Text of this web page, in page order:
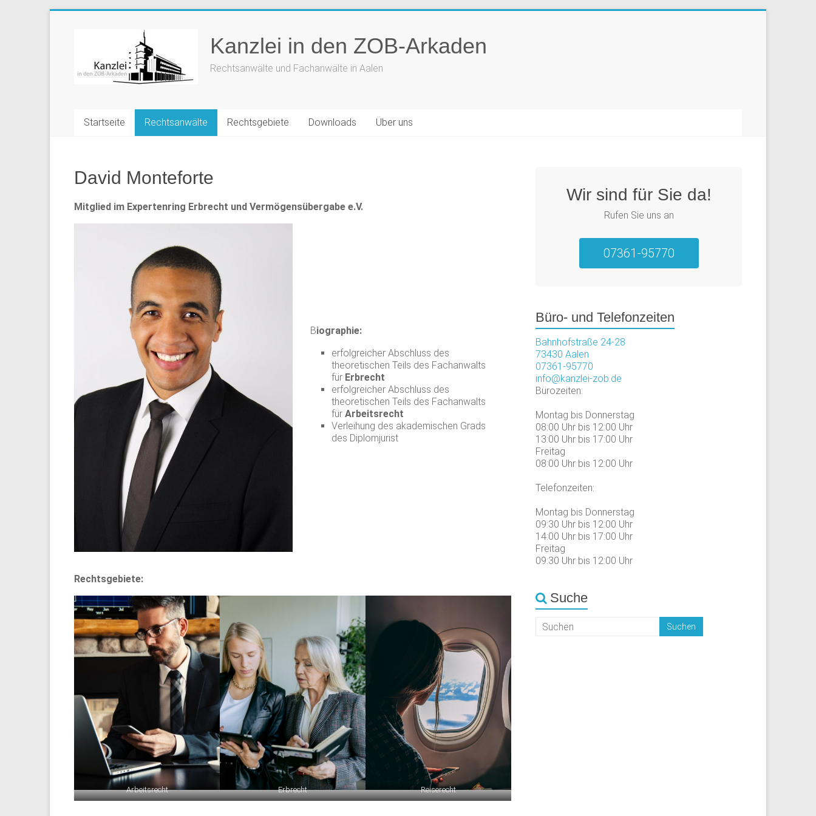
Kanzlei in den ZOB-Arkaden
Rechtsanwälte und Fachanwälte in Aalen
Startseite Rechtsanwälte Rechtsgebiete Downloads Über uns
David Monteforte
Mitglied im Expertenring Erbrecht und Vermögensübergabe e.V.
Biographie:
erfolgreicher Abschluss des
theoretischen Teils des Fachanwalts
für Erbrecht
erfolgreicher Abschluss des
theoretischen Teils des Fachanwalts
für Arbeitsrecht
Verleihung des akademischen Grads
des Diplomjurist
Rechtsgebiete:
Arbeitsrecht Erbrecht Reiserecht
Wir sind für Sie da!
Rufen Sie uns an
07361-95770
Büro- und Telefonzeiten
Bahnhofstraße 24-28
73430 Aalen
07361-95770
info@kanzlei-zob.de
Bürozeiten:
Montag bis Donnerstag
08:00 Uhr bis 12:00 Uhr
13:00 Uhr bis 17:00 Uhr
Freitag
08:00 Uhr bis 12:00 Uhr
Telefonzeiten:
Montag bis Donnerstag
09:30 Uhr bis 12:00 Uhr
14:00 Uhr bis 17:00 Uhr
Freitag
09:30 Uhr bis 12:00 Uhr
Suche